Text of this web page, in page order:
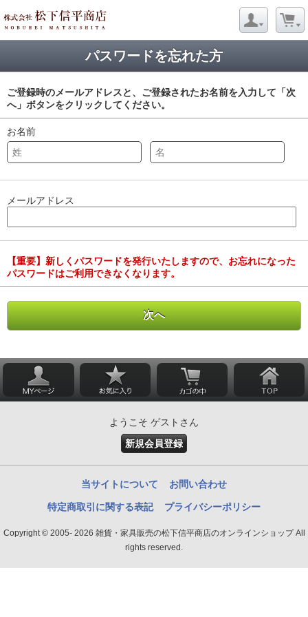
パスワードを忘れた方
ご登録時のメールアドレスと、ご登録されたお名前を入力して「次
へ」ボタンをクリックしてください。
お名前
メールアドレス
【重要】新しくパスワードを発行いたしますので、お忘れになった
パスワードはご利用できなくなります。
ようこそ ゲストさん
新規会員登録
当サイトについて お問い合わせ
特定商取引に関する表記 プライバシーポリシー
Copyright © 2005- 2026 雑貨・家具販売の松下信平商店のオンラインショップ All
rights reserved.